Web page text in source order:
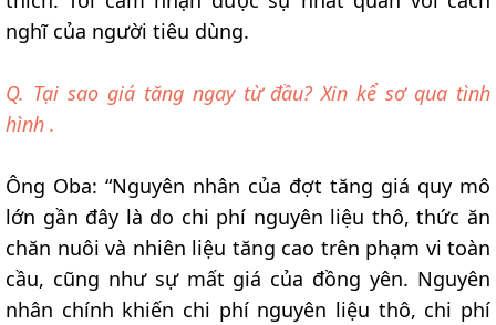
nghĩ của người tiêu dùng.
Q. Tại sao giá tăng ngay từ đầu? Xin kể sơ qua tình
hình .
Ông Oba: “Nguyên nhân của đợt tăng giá quy mô
lớn gần đây là do chi phí nguyên liệu thô, thức ăn
chăn nuôi và nhiên liệu tăng cao trên phạm vi toàn
cầu, cũng như sự mất giá của đồng yên. Nguyên
nhân chính khiến chi phí nguyên liệu thô, chi phí